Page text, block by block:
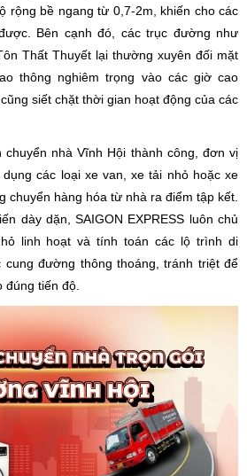
rộng bề ngang từ 0,7-2m, khiến cho các
Bên cạnh đó, các trục đường như
Thất Thuyết lại thường xuyên đối mặt
thông nghiêm trọng vào các giờ cao
siết chặt thời gian hoạt động của các
nhà Vĩnh Hội thành công, đơn vị
các loại xe van, xe tải nhỏ hoặc xe
chuyển hàng hóa từ nhà ra điểm tập kết.
dày dặn, SAIGON EXPRESS luôn chủ
linh hoạt và tính toán các lộ trình di
cung đường thông thoáng, tránh triệt để
đúng tiến độ.